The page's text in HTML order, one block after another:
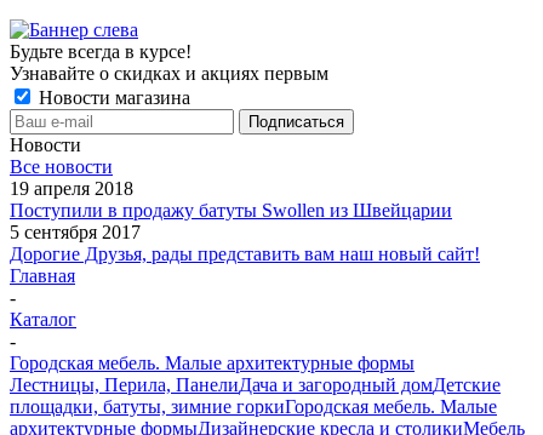
Будьте всегда в курсе!
Узнавайте о скидках и акциях первым
Новости магазина
Новости
Все новости
19 апреля 2018
Поступили в продажу батуты Swollen из Швейцарии
5 сентября 2017
Дорогие Друзья, рады представить вам наш новый сайт!
Главная
-
Каталог
-
Городская мебель. Малые архитектурные формы
Лестницы, Перила, ПанелиДача и загородный домДетские
площадки, батуты, зимние горкиГородская мебель. Малые
архитектурные формыДизайнерские кресла и столикиМебель